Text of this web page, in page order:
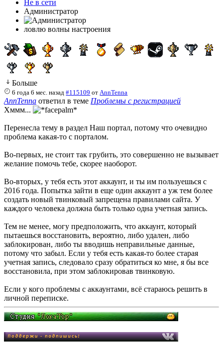
Не в сети
Администратор
ловлю волны настроения
Больше
6 года 6 мес. назад #115109 от AnnTenna
AnnTenna ответил в теме Проблемы с регистрацией
Хммм...
Перенесла тему в раздел Наш портал, потому что очевидно
проблема какая-то с порталом.
Во-первых, не стоит так грубить, это совершенно не вызывает
желание помочь тебе, скорее наоборот.
Во-вторых, у тебя есть этот аккаунт, и ты им пользуешься с
2016 года. Попытка зайти в еще один аккаунт а уж тем более
создать новый твинковый запрещена правилами сайта. У
каждого человека должна быть только одна учетная запись.
Тем не менее, могу предположить, что аккаунт, который
пытаешься восстановить, вероятно, либо удален, либо
заблокирован, либо ты вводишь неправильные данные,
потому что забыл. Если у тебя есть какая-то более старая
учетная запись, следовало сразу обратиться ко мне, я бы все
восстановила, при этом заблокировав твинковую.
Если у кого проблемы с аккаунтами, всё стараюсь решить в
личной переписке.